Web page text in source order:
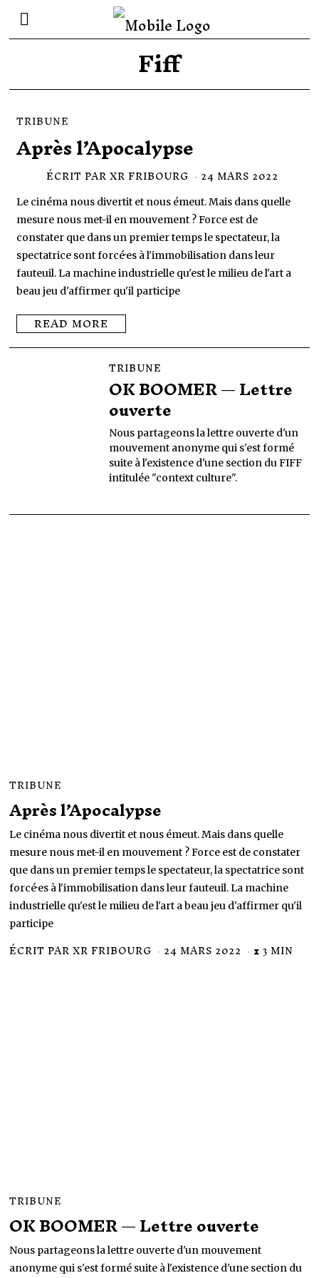
Fiff
TRIBUNE
Après l’Apocalypse
ÉCRIT PARXR FRIBOURG 24 MARS 2022
M
A
S
2
2
2
Le cinéma nous divertit et nous émeut. Mais dans quelle
mesure nous met-il en mouvement ? Force est de
constater que dans un premier temps le spectateur, la
spectatrice sont forcé·es à l'immobilisation dans leur
fauteuil. La machine industrielle qu'est le milieu de l'art a
beau jeu d'affirmer qu'il participe
READ MORE
TRIBUNE
OK BOOMER — Lettre
ouverte
Nous partageons la lettre ouverte d'un
mouvement anonyme qui s'est formé
suite à l'existence d'une section du FIFF
intitulée "context culture".
TRIBUNE
Après l’Apocalypse
Le cinéma nous divertit et nous émeut. Mais dans quelle
mesure nous met-il en mouvement ? Force est de constater
que dans un premier temps le spectateur, la spectatrice sont
forcé·es à l'immobilisation dans leur fauteuil. La machine
industrielle qu'est le milieu de l'art a beau jeu d'affirmer qu'il
participe
ÉCRIT PARXR FRIBOURG 24 MARS 2022 2 ⧗ 3 MIN
TRIBUNE
OK BOOMER — Lettre ouverte
Nous partageons la lettre ouverte d'un mouvement
anonyme qui s'est formé suite à l'existence d'une section du